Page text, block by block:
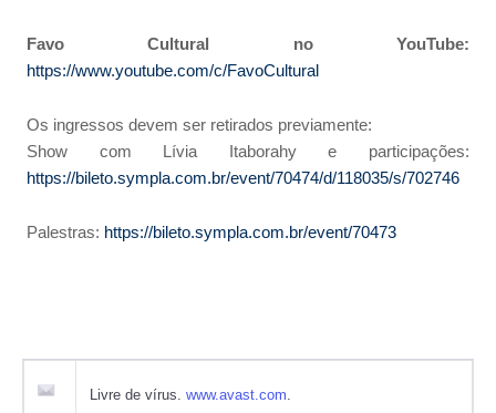
Favo Cultural no YouTube:
https://www.youtube.com/c/FavoCultural
Os ingressos devem ser retirados previamente:
Show com Lívia Itaborahy e participações:
https://bileto.sympla.com.br/event/70474/d/118035/s/702746
Palestras: https://bileto.sympla.com.br/event/70473
Livre de vírus. www.avast.com